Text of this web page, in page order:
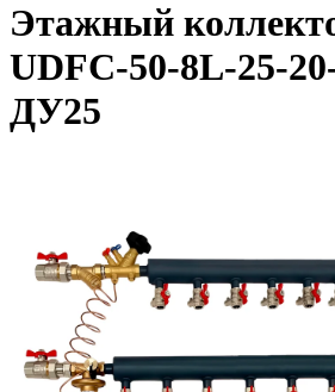
Этажный
UDFC-50-8L-25-
ДУ25